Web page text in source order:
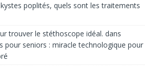
poplités, quels sont les traitements
trouver le stéthoscope idéal. dans
pour seniors : miracle technologique pour